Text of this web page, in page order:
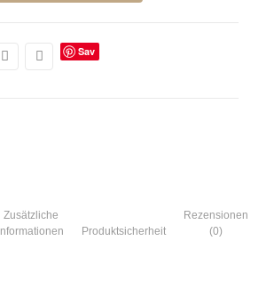
Sav
Zusätzliche
Informationen
Produktsicherheit
Rezensionen
(0)